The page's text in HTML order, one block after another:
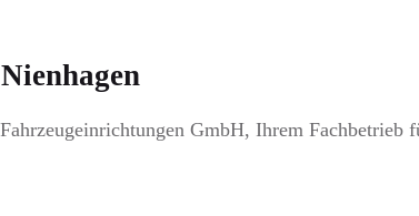
GmbH, Ihrem Fachbetrieb